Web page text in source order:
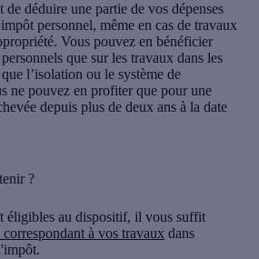
de déduire une partie de vos dépenses
personnel, même en cas de travaux
Vous pouvez en bénéficier
que sur les travaux dans les
l’isolation ou le système de
ne pouvez en profiter que pour une
depuis plus de deux ans à la date
?
éligibles au dispositif, il vous suffit
à vos travaux dans